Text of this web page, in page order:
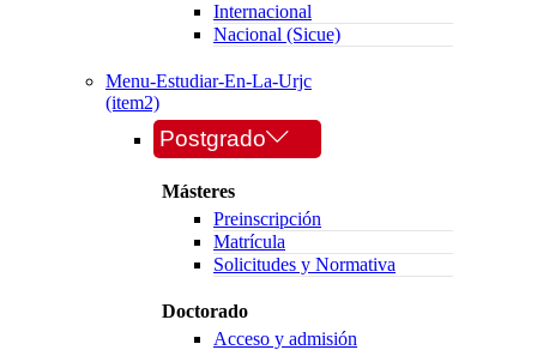
Internacional
Nacional (Sicue)
Menu-Estudiar-En-La-Urjc
(item2)
Postgrado
Másteres
Preinscripción
Matrícula
Solicitudes y Normativa
Doctorado
Acceso y admisión